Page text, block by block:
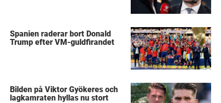
Spanien raderar bort Donald
Trump efter VM-guldfirandet
Bilden på Viktor Gyökeres och
lagkamraten hyllas nu stort